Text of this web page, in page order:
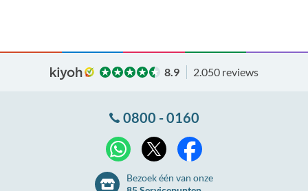
8.9 2.050 reviews
0800 - 0160
WhatsApp
Bezoek één van onze